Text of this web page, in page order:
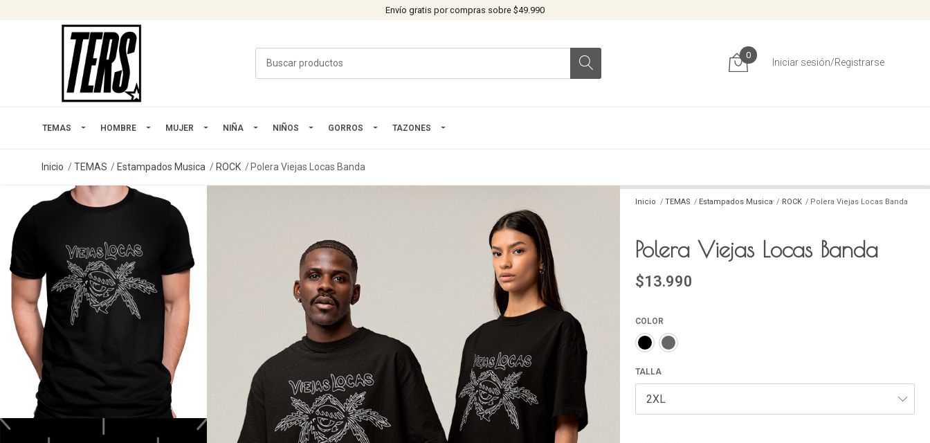
Envío gratis por compras sobre $49.990
0
Iniciar sesión/Registrarse
TEMAS HOMBRE MUJER NIÑA NIÑOS GORROS TAZONES
Inicio TEMAS Estampados Musica ROCK Polera Viejas Locas Banda
Inicio TEMAS Estampados Musica ROCK Polera Viejas Locas Banda
Polera Viejas Locas Banda
$13.990
COLOR
TALLA